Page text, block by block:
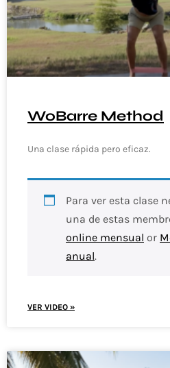
WoBarre Method
Una clase rápida pero eficaz.
Para ver esta clase
una de estas
online mensual or
anual.
VER VIDEO »